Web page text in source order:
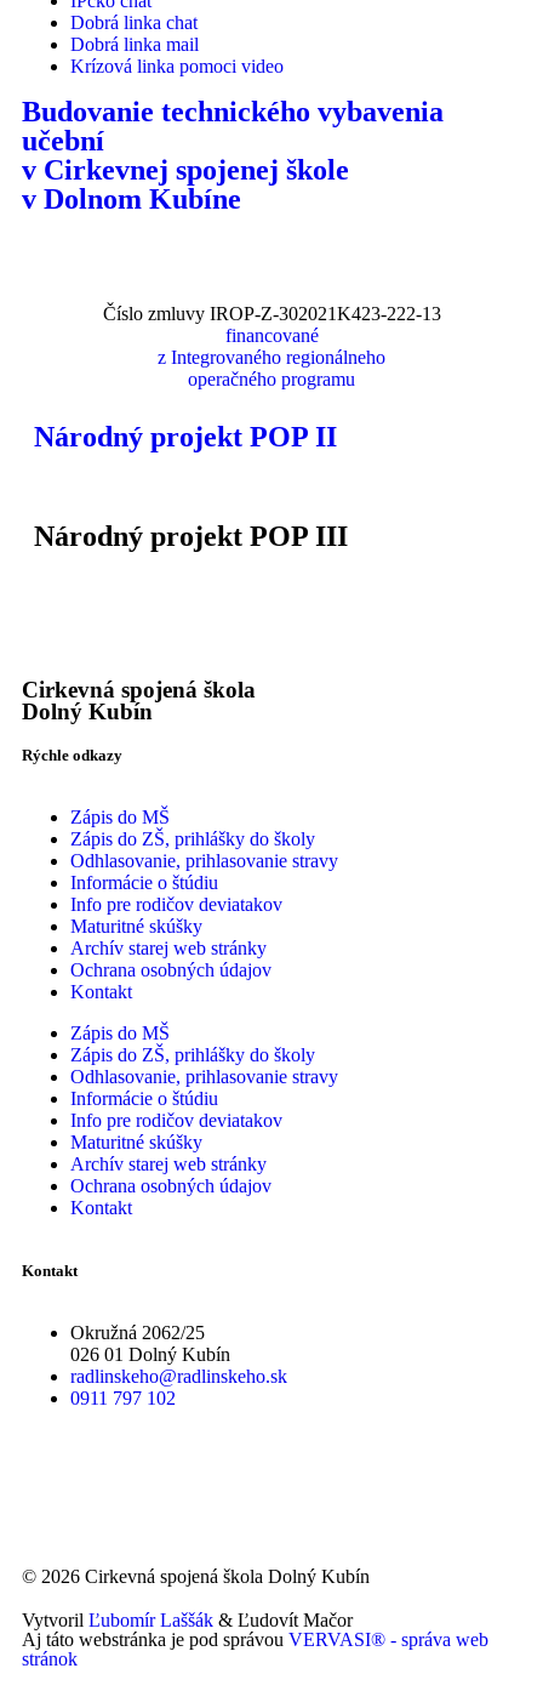
Dobrá linka chat
Dobrá linka mail
Krízová linka pomoci video
Budovanie technického vybavenia
učební
v Cirkevnej spojenej škole
v Dolnom Kubíne
Číslo zmluvy IROP-Z-302021K423-222-13
financované
z Integrovaného regionálneho
operačného programu
Národný projekt POP II
Národný projekt POP III
Cirkevná spojená škola
Dolný Kubín
Rýchle odkazy
Zápis do MŠ
Zápis do ZŠ, prihlášky do školy
Odhlasovanie, prihlasovanie stravy
Informácie o štúdiu
Info pre rodičov deviatakov
Maturitné skúšky
Archív starej web stránky
Ochrana osobných údajov
Kontakt
Zápis do MŠ
Zápis do ZŠ, prihlášky do školy
Odhlasovanie, prihlasovanie stravy
Informácie o štúdiu
Info pre rodičov deviatakov
Maturitné skúšky
Archív starej web stránky
Ochrana osobných údajov
Kontakt
Kontakt
Okružná 2062/25
026 01 Dolný Kubín
radlinskeho@radlinskeho.sk
0911 797 102
© 2026 Cirkevná spojená škola Dolný Kubín
Vytvoril Ľubomír Laššák & Ľudovít Mačor
Aj táto webstránka je pod správou VERVASI® - správa web
stránok